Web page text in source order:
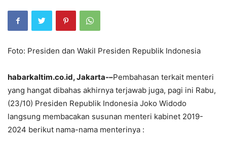
Foto: Presiden dan Wakil Presiden Republik Indonesia
habarkaltim.co.id, Jakarta-–Pembahasan terkait menteri
yang hangat dibahas akhirnya terjawab juga, pagi ini Rabu,
(23/10) Presiden Republik Indonesia Joko Widodo
langsung membacakan susunan menteri kabinet 2019-
2024 berikut nama-nama menterinya :